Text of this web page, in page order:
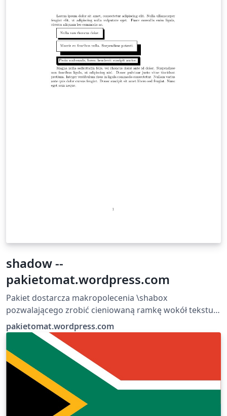
shadow --
pakietomat.wordpress.com
Pakiet dostarcza makropolecenia \shabox
pozwalającego zrobić cieniowaną ramkę wokół tekstu.
Czytaj więcej na: http://pakietomat.wordpress.com/
pakietomat.wordpress.com